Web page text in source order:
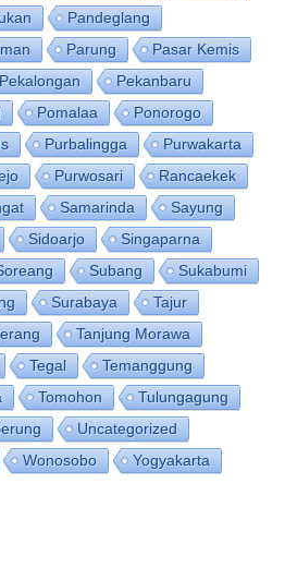
Pandeglang
Parung
Pasar Kemis
Pekalongan
Pekanbaru
Pomalaa
Ponorogo
Purbalingga
Purwakarta
Purwosari
Rancaekek
Samarinda
Sayung
Sidoarjo
Singaparna
Subang
Sukabumi
Surabaya
Tajur
Tanjung Morawa
Tegal
Temanggung
Tomohon
Tulungagung
Uncategorized
Wonosobo Yogyakarta